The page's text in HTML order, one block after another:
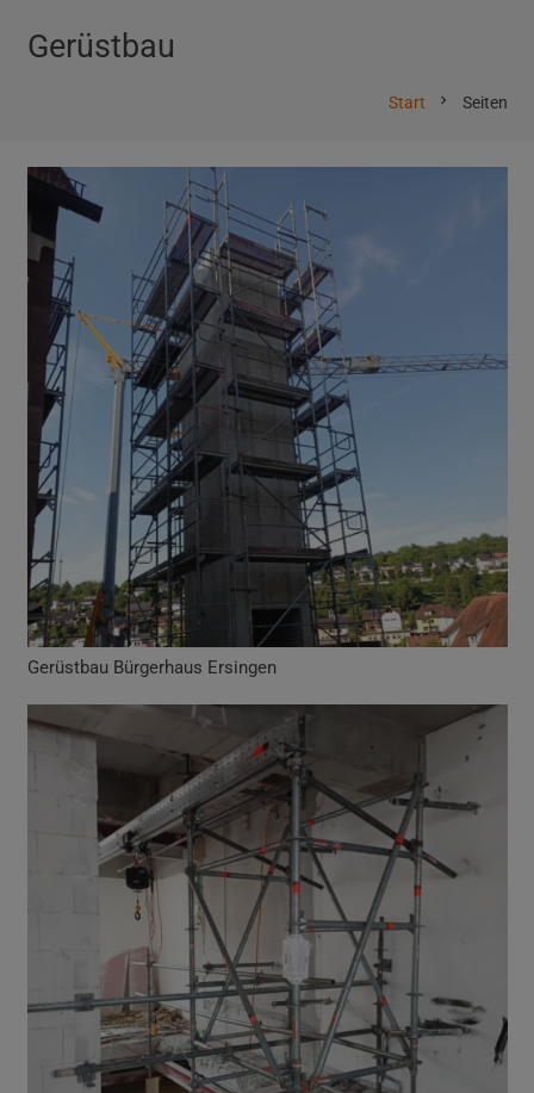
Gerüstbau
Start chevron_right Seiten
Gerüstbau Bürgerhaus Ersingen